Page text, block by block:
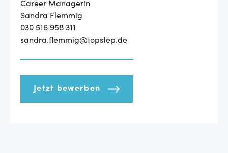
Career Managerin
Sandra Flemmig
030 516 958 311
sandra.flemmig@topstep.de
Jetzt bewerben